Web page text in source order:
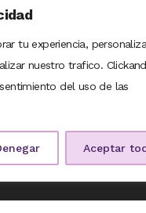
tu experiencia,
nuestro trafico.
del uso de las
Aceptar
©